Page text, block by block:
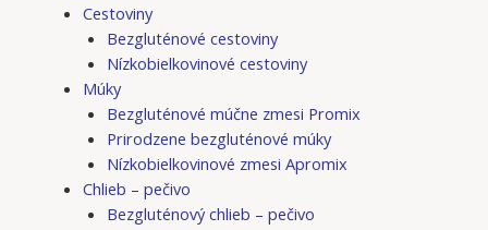
Cestoviny
Bezgluténové cestoviny
Nízkobielkovinové cestoviny
Múky
Bezgluténové múčne zmesi Promix
Prirodzene bezgluténové múky
Nízkobielkovinové zmesi Apromix
Chlieb – pečivo
Bezgluténový chlieb – pečivo